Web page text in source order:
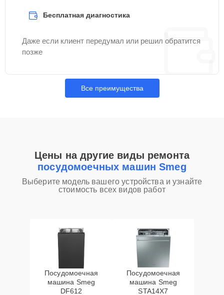
Бесплатная диагностика
Даже если клиент передумал или решил обратится
позже
Все преимущества
Цены на другие виды ремонта
посудомоечных машин Smeg
Выберите модель вашего устройства и узнайте
стоимость всех видов работ
Посудомоечная
машина Smeg
DF612
Посудомоечная
машина Smeg
STA14X7